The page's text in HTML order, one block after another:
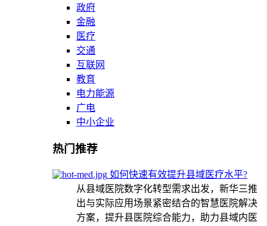
政府
金融
医疗
交通
互联网
教育
电力能源
广电
中小企业
热门推荐
如何快速有效提升县域医疗水平?
从县域医院数字化转型需求出发，新华三推
出与实际应用场景紧密结合的智慧医院解决
方案，提升县医院综合能力，助力县域内医